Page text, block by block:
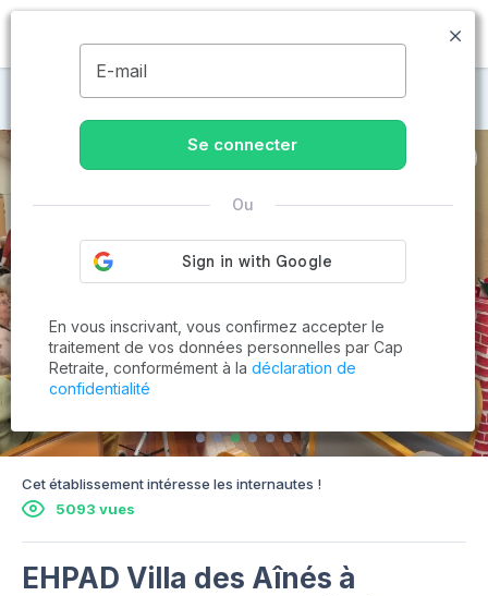
MENU
Maisons de retraite à Bonnières-sur-Seine
Cet établissement intéresse les internautes !
5093 vues
EHPAD Villa des Aînés à
E-mail
Se connecter
Ou
En vous inscrivant, vous confirmez accepter le
traitement de vos données personnelles par Cap
Retraite, conformément à la déclaration de
confidentialité